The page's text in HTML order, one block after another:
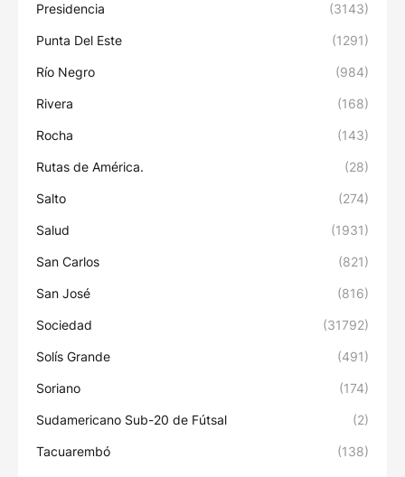
Presidencia (3143)
Punta Del Este (1291)
Río Negro (984)
Rivera (168)
Rocha (143)
Rutas de América. (28)
Salto (274)
Salud (1931)
San Carlos (821)
San José (816)
Sociedad (31792)
Solís Grande (491)
Soriano (174)
Sudamericano Sub-20 de Fútsal (2)
Tacuarembó (138)